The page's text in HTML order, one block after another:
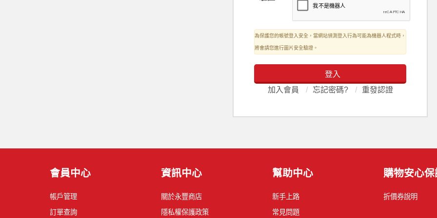
為保護您的帳號登入安全，當網站偵測登入行為可能為機器人程式時，
將會請您進行圖片安全驗證。
登入
加入會員
/ 忘記密碼? / 重發認證
會員中心
帳戶管理
訂單查詢
資訊中心
關於永豐商店
隱私權保護政策
幫助中心
新手上路
常見問題
購物安心保
折價券說明